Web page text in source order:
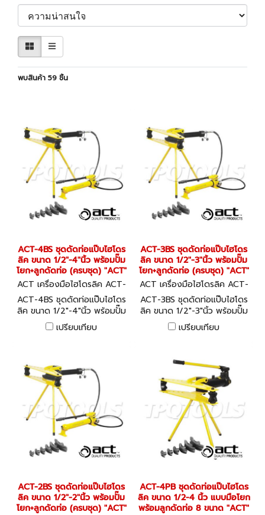
พบสินค้า 59 ชิ้น
ACT-4BS ชุดดัดท่อแป๊บไฮโดร
ลิค ขนาด 1/2"-4"นิ้ว พร้อมปั๊ม
โยก+ลูกดัดท่อ (ครบชุด) "ACT"
ACT เครื่องมือไฮโดรลิค ACT-
4BS
ACT-4BS ชุดดัดท่อแป๊บไฮโดร
ลิค ขนาด 1/2"-4"นิ้ว พร้อมปั๊ม
โยก+ลูกดัดท่อ (ครบชุด) "ACT"
เปรียบเทียบ
ACT-3BS ชุดดัดท่อแป๊บไฮโดร
ลิค ขนาด 1/2"-3"นิ้ว พร้อมปั๊ม
โยก+ลูกดัดท่อ (ครบชุด) "ACT"
ACT เครื่องมือไฮโดรลิค ACT-
3BS
ACT-3BS ชุดดัดท่อแป๊บไฮโดร
ลิค ขนาด 1/2"-3"นิ้ว พร้อมปั๊ม
โยก+ลูกดัดท่อ (ครบชุด) "ACT"
เปรียบเทียบ
ACT-2BS ชุดดัดท่อแป๊บไฮโดร
ลิค ขนาด 1/2"-2"นิ้ว พร้อมปั๊ม
โยก+ลูกดัดท่อ (ครบชุด) "ACT"
ACT-4PB ชุดดัดท่อแป๊บไฮโดร
ลิค ขนาด 1/2-4 นิ้ว แบบมือโยก
พร้อมลูกดัดท่อ 8 ขนาด "ACT"